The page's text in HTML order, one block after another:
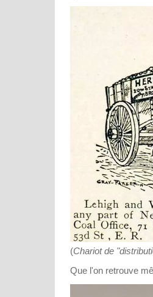
(Chariot de
Que l'on retrouve